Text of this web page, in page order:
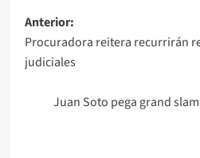
Anterior:
Procuradora reitera recurrirán
judiciales
Juan Soto pega grand